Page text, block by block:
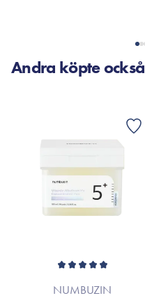
Andra köpte också
NUMBUZIN